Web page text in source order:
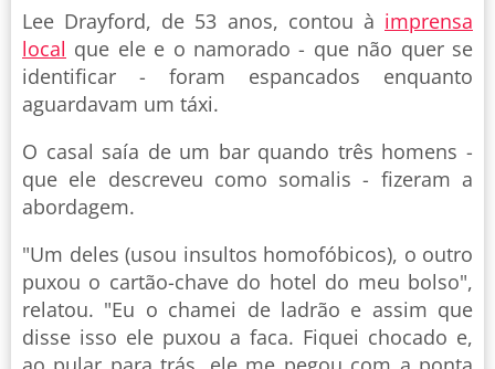
Lee Drayford, de 53 anos, contou à imprensa
local que ele e o namorado - que não quer se
identificar - foram espancados enquanto
aguardavam um táxi.
O casal saía de um bar quando três homens -
que ele descreveu como somalis - fizeram a
abordagem.
"Um deles (usou insultos homofóbicos), o outro
puxou o cartão-chave do hotel do meu bolso",
relatou. "Eu o chamei de ladrão e assim que
disse isso ele puxou a faca. Fiquei chocado e,